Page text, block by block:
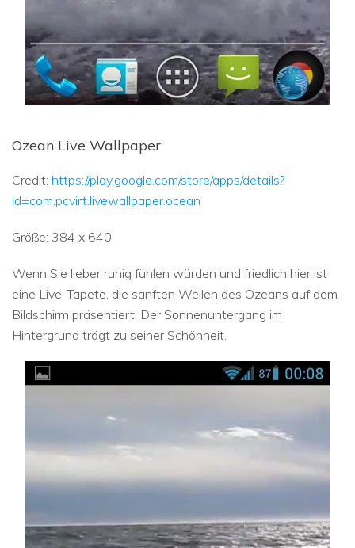
Ozean Live Wallpaper
Credit: https://play.google.com/store/apps/details?
id=com.pcvirt.livewallpaper.ocean
Größe: 384 x 640
Wenn Sie lieber ruhig fühlen würden und friedlich hier ist
eine Live-Tapete, die sanften Wellen des Ozeans auf dem
Bildschirm präsentiert. Der Sonnenuntergang im
Hintergrund trägt zu seiner Schönheit.